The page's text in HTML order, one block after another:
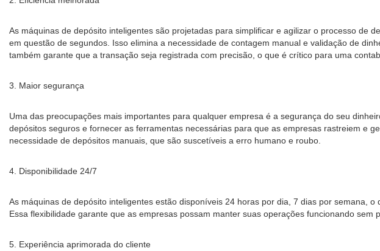
As máquinas de depósito inteligentes são projetadas para simplificar e agilizar o processo de
em questão de segundos. Isso elimina a necessidade de contagem manual e validação de
também garante que a transação seja registrada com precisão, o que é crítico para uma
3. Maior segurança
Uma das preocupações mais importantes para qualquer empresa é a segurança do seu
depósitos seguros e fornecer as ferramentas necessárias para que as empresas rastreiem e
necessidade de depósitos manuais, que são suscetíveis a erro humano e roubo.
4. Disponibilidade 24/7
As máquinas de depósito inteligentes estão disponíveis 24 horas por dia, 7 dias por semana,
Essa flexibilidade garante que as empresas possam manter suas operações funcionando
5. Experiência aprimorada do cliente